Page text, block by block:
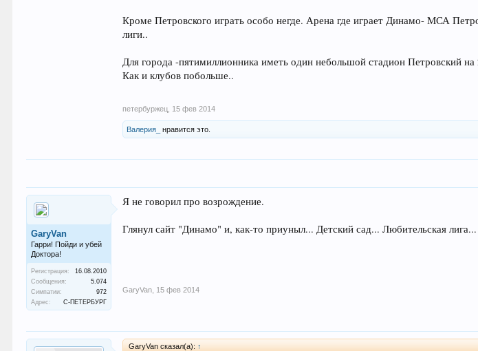
Кроме Петровского играть особо негде. Арена где играет Динамо- МСА
лиги..
Для города -пятимиллионника иметь один небольшой стадион Петровский
Как и клубов побольше..
петербуржец 15 фев 2014
Валерия_ нравится это.
GaryVan
Гарри! Пойди и убей
Доктора!
Регистрация:
16.08.2010
Сообщения:
5.074
Симпатии:
972
Адрес:
С-ПЕТЕРБУРГ
Я не говорил про возрождение.
Глянул сайт "Динамо" и, как-то приуныл... Детский сад... Любительская лига...
GaryVan 15 фев 2014
GaryVan сказал(а): ↑